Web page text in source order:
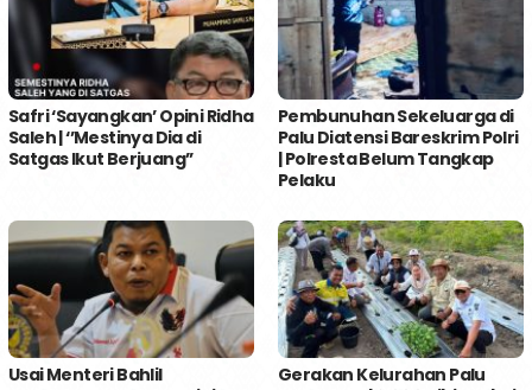
Safri ‘Sayangkan’ Opini Ridha
Saleh | ‘’Mestinya Dia di
Satgas Ikut Berjuang’’
Pembunuhan Sekeluarga di
Palu Diatensi Bareskrim Polri
| Polresta Belum Tangkap
Pelaku
Usai Menteri Bahlil
Gerakan Kelurahan Palu